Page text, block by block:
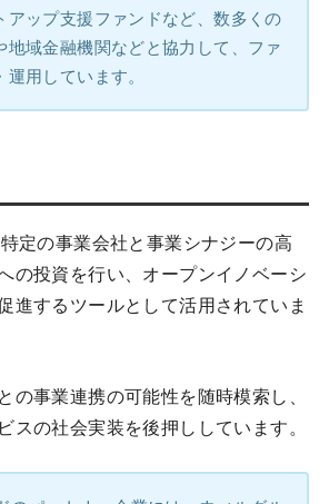
アップ支援ファンドなど、数多くの
地域金融機関などと協力して、ファ
運用しています。
定の事業会社と事業シナジーの高
の投資を行い、オープンイノベーシ
進するツールとして活用されていま
の事業連携の可能性を随時模索し、
スの社会実装を後押ししています。